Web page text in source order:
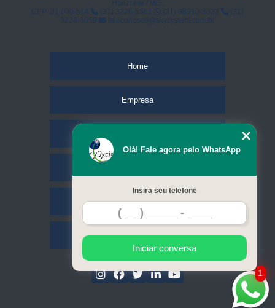
Home
Empresa
Contato
Mapa do site
1
Olá! Fale agora pelo WhatsApp
Insira seu telefone
Iniciar conversa